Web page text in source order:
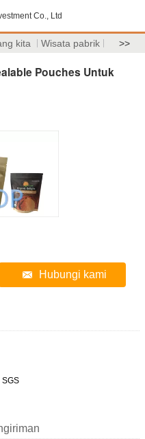
Co., Ltd
kita Wisata pabrik >>
Pouches Untuk
Hubungi kami
SGS